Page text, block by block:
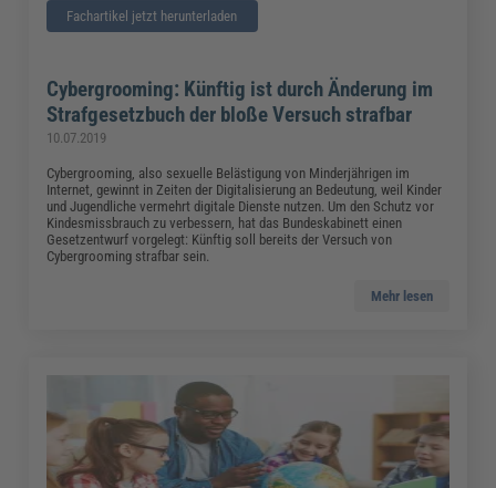
Fachartikel jetzt herunterladen
Cybergrooming: Künftig ist durch Änderung im
Strafgesetzbuch der bloße Versuch strafbar
10.07.2019
Cybergrooming, also sexuelle Belästigung von Minderjährigen im
Internet, gewinnt in Zeiten der Digitalisierung an Bedeutung, weil Kinder
und Jugendliche vermehrt digitale Dienste nutzen. Um den Schutz vor
Kindesmissbrauch zu verbessern, hat das Bundeskabinett einen
Gesetzentwurf vorgelegt: Künftig soll bereits der Versuch von
Cybergrooming strafbar sein.
Mehr lesen